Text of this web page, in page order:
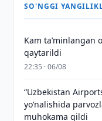
SO'NGGI
Kam taʼminlangan
qaytarildi
22:35 · 06/08
“Uzbekistan
yo‘nalishida
muhokama qildi